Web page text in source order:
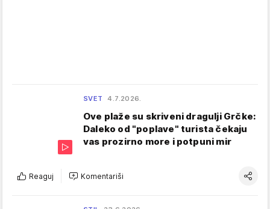
SVET 4.7.2026.
Ove plaže su skriveni dragulji Grčke:
Daleko od "poplave" turista čekaju
vas prozirno more i potpuni mir
Reaguj Komentariši